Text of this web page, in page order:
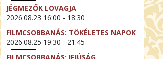
JÉGMEZŐK LOVAGJA
2026.08.23 16:00 - 18:30
FILMCSOBBANÁS: TÖKÉLETES NAPOK
2026.08.25 19:30 - 21:45